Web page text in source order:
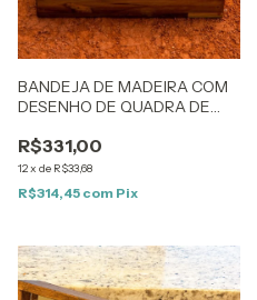
BANDEJA DE MADEIRA COM
DESENHO DE QUADRA DE
PREENCHIDA COM SAIBRO
R$331,00
12x de R$33,68
R$314,45 com Pix